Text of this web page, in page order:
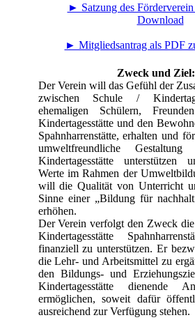
► Satzung des
Download
► Mitgliedsantrag als PDF
Zweck und Ziel:
Der Verein will das Gefühl der
zwischen Schule /
ehemaligen Schülern,
Kindertagesstätte und den
Spahnharrenstätte, erhalten und
umweltfreundliche
Kindertagesstätte unterstützen
Werte im Rahmen der
will die Qualität von Unterricht
Sinne einer „Bildung für
erhöhen.
Der Verein verfolgt den Zweck
Kindertagesstätte
finanziell zu unterstützen. Er
die Lehr- und Arbeitsmittel zu
den Bildungs- und
Kindertagesstätte dienende
ermöglichen, soweit dafür
ausreichend zur Verfügung stehen.